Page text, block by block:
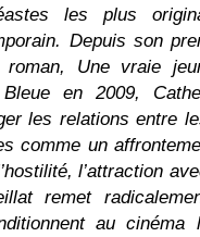
les plus
Depuis son
Une vraie
Bleue en 2009,
les relations entre
comme un
l’attraction
remet
au cinéma